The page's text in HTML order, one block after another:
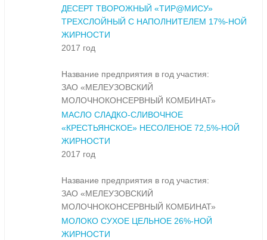
ДЕСЕРТ ТВОРОЖНЫЙ «ТИР@МИСУ»
ТРЕХСЛОЙНЫЙ С НАПОЛНИТЕЛЕМ 17%-НОЙ
ЖИРНОСТИ
2017 год
Название предприятия в год участия:
ЗАО «МЕЛЕУЗОВСКИЙ
МОЛОЧНОКОНСЕРВНЫЙ КОМБИНАТ»
МАСЛО СЛАДКО-СЛИВОЧНОЕ
«КРЕСТЬЯНСКОЕ» НЕСОЛЕНОЕ 72,5%-НОЙ
ЖИРНОСТИ
2017 год
Название предприятия в год участия:
ЗАО «МЕЛЕУЗОВСКИЙ
МОЛОЧНОКОНСЕРВНЫЙ КОМБИНАТ»
МОЛОКО СУХОЕ ЦЕЛЬНОЕ 26%-НОЙ
ЖИРНОСТИ